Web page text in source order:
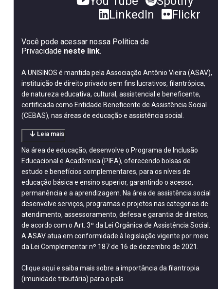
LinkedIn
Flickr
Você pode acessar nossa Política de
Privacidade neste link.
A UNISINOS é mantida pela Associação Antônio Vieira (ASAV),
instituição de direito privado sem fins lucrativos, filantrópica,
de natureza educativa, cultural, assistencial e beneficente,
certificada como Entidade Beneficente de Assistência Social
(CEBAS), nas áreas de educação e assistência social.
Leia mais
Na área de educação, desenvolve o Programa de Inclusão
Educacional e Acadêmica (PIEA), oferecendo bolsas de
estudo e benefícios complementares, para os níveis de
educação básica e ensino superior, garantindo o acesso,
permanência e a aprendizagem. Na área de assistência social
desenvolve serviços, programas e projetos nas categorias de
atendimento, assessoramento, defesa e garantia de direitos,
de acordo com o Art. 3º da Lei Orgânica de Assistência Social.
A ASAV atua em conformidade à legislação vigente por meio
da Lei Complementar nº 187 de 16 de dezembro de 2021.
Clique aqui e saiba mais sobre a importância da filantropia
(imunidade tributária) para o país.